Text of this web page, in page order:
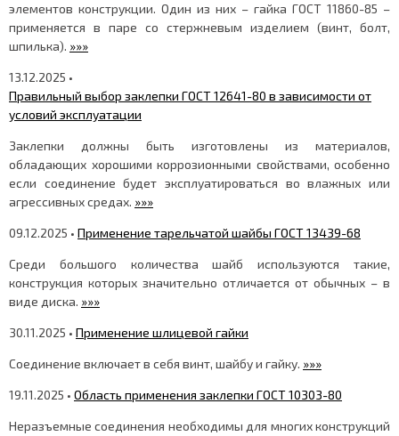
элементов конструкции. Один из них – гайка ГОСТ 11860-85 –
применяется в паре со стержневым изделием (винт, болт,
шпилька). »»»
13.12.2025 •
Правильный выбор заклепки ГОСТ 12641-80 в зависимости от
условий эксплуатации
Заклепки должны быть изготовлены из материалов,
обладающих хорошими коррозионными свойствами, особенно
если соединение будет эксплуатироваться во влажных или
агрессивных средах. »»»
09.12.2025 • Применение тарельчатой шайбы ГОСТ 13439-68
Среди большого количества шайб используются такие,
конструкция которых значительно отличается от обычных – в
виде диска. »»»
30.11.2025 • Применение шлицевой гайки
Соединение включает в себя винт, шайбу и гайку. »»»
19.11.2025 • Область применения заклепки ГОСТ 10303-80
Неразъемные соединения необходимы для многих конструкций